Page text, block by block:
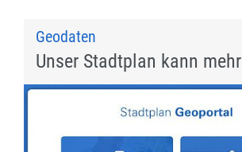
Geodaten
Unser Stadtplan kann mehr